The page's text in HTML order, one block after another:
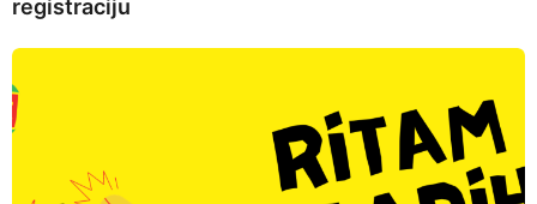
registraciju